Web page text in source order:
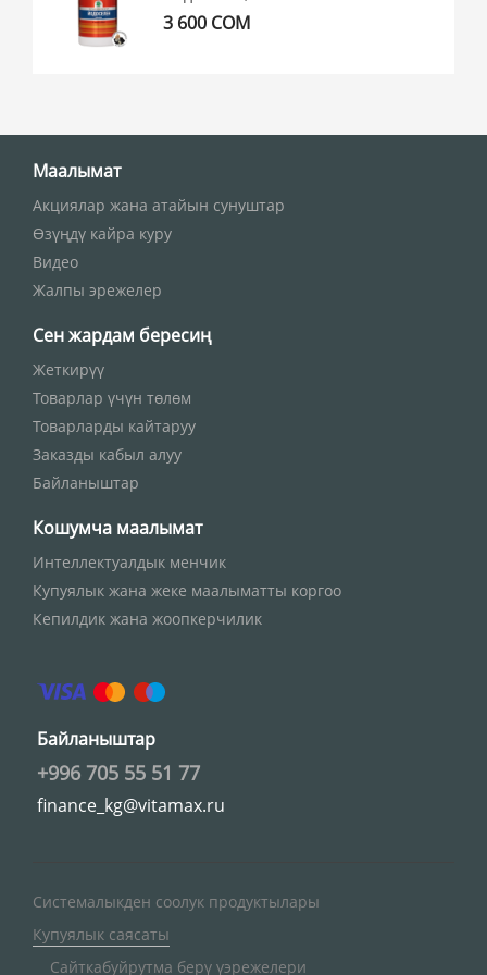
3 600 СОМ
Маалымат
Акциялар жана атайын сунуштар
Өзүңдү кайра куру
Видео
Жалпы эрежелер
Сен жардам бересиң
Жеткирүү
Товарлар үчүн төлөм
Товарларды кайтаруу
Заказды кабыл алуу
Байланыштар
Кошумча маалымат
Интеллектуалдык менчик
Купуялык жана жеке маалыматты коргоо
Кепилдик жана жоопкерчилик
Байланыштар
+996 705 55 51 77
finance_kg@vitamax.ru
Системалыкден соолук продуктылары
Купуялык саясаты
Сайткабуйрутма берү үэрежелери